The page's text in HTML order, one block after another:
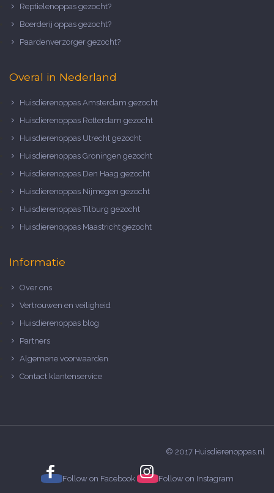
Reptielenoppas gezocht?
Boerderij oppas gezocht?
Paardenverzorger gezocht?
Overal in Nederland
Huisdierenoppas Amsterdam gezocht
Huisdierenoppas Rotterdam gezocht
Huisdierenoppas Utrecht gezocht
Huisdierenoppas Groningen gezocht
Huisdierenoppas Den Haag gezocht
Huisdierenoppas Nijmegen gezocht
Huisdierenoppas Tilburg gezocht
Huisdierenoppas Maastricht gezocht
Informatie
Over ons
Vertrouwen en veiligheid
Huisdierenoppas blog
Partners
Algemene voorwaarden
Contact klantenservice
© 2017 Huisdierenoppas.nl
Follow on Facebook Follow on Instagram